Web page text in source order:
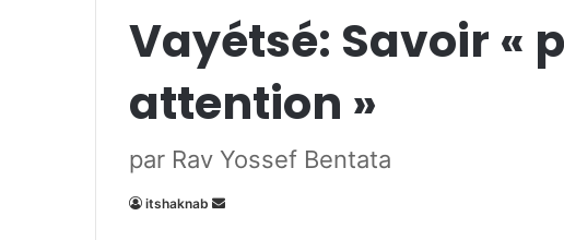
Vayétsé: Savoir «
attention »
par Rav Yossef Bentata
itshaknab
Envoyer